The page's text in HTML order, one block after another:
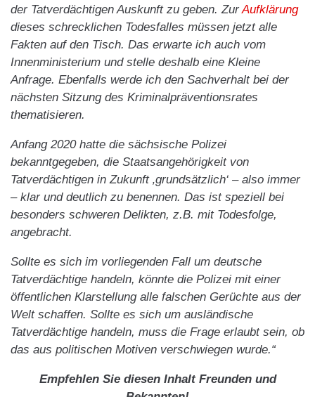
der Tatverdächtigen Auskunft zu geben. ZurAufklärung
dieses schrecklichen Todesfalles müssen jetzt alle
Fakten auf den Tisch. Das erwarte ich auch vom
Innenministerium und stelle deshalb eine Kleine
Anfrage. Ebenfalls werde ich den Sachverhalt bei der
nächsten Sitzung des Kriminalpräventionsrates
thematisieren.
Anfang 2020 hatte die sächsische Polizei
bekanntgegeben, die Staatsangehörigkeit von
Tatverdächtigen in Zukunft ‚grundsätzlich‘ – also immer
– klar und deutlich zu benennen. Das ist speziell bei
besonders schweren Delikten, z.B. mit Todesfolge,
angebracht.
Sollte es sich im vorliegenden Fall um deutsche
Tatverdächtige handeln, könnte die Polizei mit einer
öffentlichen Klarstellung alle falschen Gerüchte aus der
Welt schaffen. Sollte es sich um ausländische
Tatverdächtige handeln, muss die Frage erlaubt sein, ob
das aus politischen Motiven verschwiegen wurde.“
Empfehlen Sie diesen Inhalt Freunden und